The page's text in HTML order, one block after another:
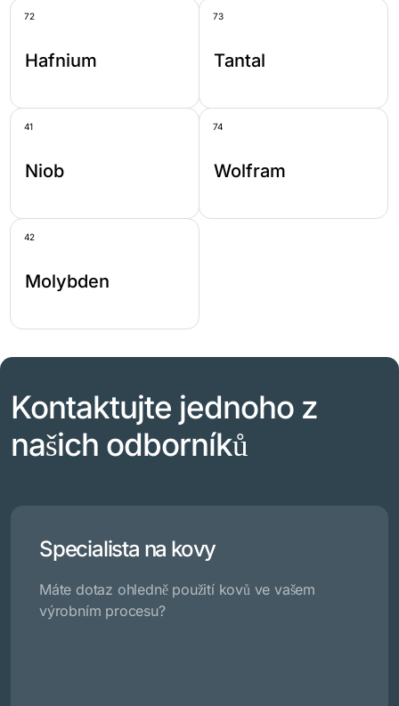
72
Hafnium
73
Tantal
41
Niob
74
Wolfram
42
Molybden
Kontaktujte jednoho z
našich odborníků
Specialista na kovy
Máte dotaz ohledně použití kovů ve vašem
výrobním procesu?